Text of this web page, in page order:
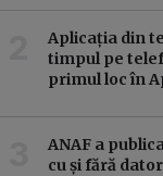
Aplicația din
timpul pe
primul loc în
ANAF a
cu și fără